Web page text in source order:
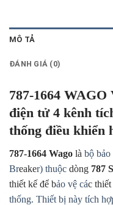
MÔ TẢ
ĐÁNH GIÁ (0)
787-1664 WAGO
điện tử 4 kênh
thống điều khiển
787-1664 Wago là bộ
Breaker) thuộc dòng 787
thiết kế để bảo vệ các
thống. Thiết bị này tích